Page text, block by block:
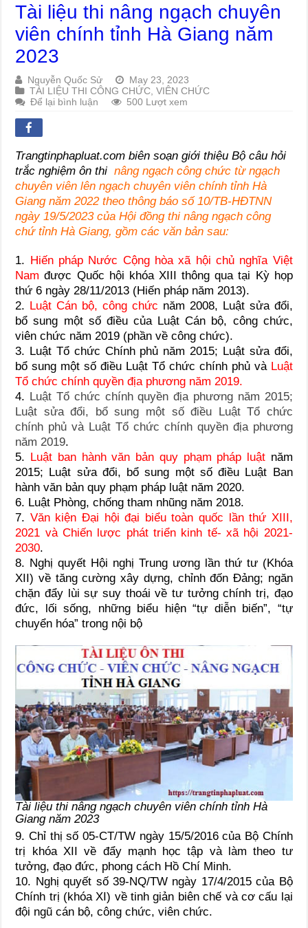
Tài liệu thi nâng ngạch chuyên
viên chính tỉnh Hà Giang năm
2023
Nguyễn Quốc Sử
May 23, 2023
TÀI LIỆU THI CÔNG CHỨC, VIÊN CHỨC
Để lại bình luận
500 Lượt xem
Trangtinphapluat.com biên soạn giới thiệu Bộ câu hỏi
trắc nghiệm ôn thi nâng ngạch công chức từ ngạch
chuyên viên lên ngạch chuyên viên chính tỉnh Hà
Giang năm 2022 theo thông báo số 10/TB-HĐTNN
ngày 19/5/2023 của Hội đồng thi nâng ngạch công
chứ tỉnh Hà Giang, gồm các văn bản sau:
1. Hiến pháp Nước Cộng hòa xã hội chủ nghĩa Việt
Nam được Quốc hội khóa XIII thông qua tại Kỳ họp
thứ 6 ngày 28/11/2013 (Hiến pháp năm 2013).
2. Luật Cán bộ, công chức năm 2008, Luật sửa đổi,
bổ sung một số điều của Luật Cán bộ, công chức,
viên chức năm 2019 (phần về công chức).
3. Luật Tổ chức Chính phủ năm 2015; Luật sửa đổi,
bổ sung một số điều Luật Tổ chức chính phủ và Luật
Tổ chức chính quyền địa phương năm 2019.
4. Luật Tổ chức chính quyền địa phương năm 2015;
Luật sửa đổi, bổ sung một số điều Luật Tổ chức
chính phủ và Luật Tổ chức chính quyền địa phương
năm 2019.
5. Luật ban hành văn bản quy phạm pháp luật năm
2015; Luật sửa đổi, bổ sung một số điều Luật Ban
hành văn bản quy phạm pháp luật năm 2020.
6. Luật Phòng, chống tham nhũng năm 2018.
7. Văn kiện Đại hội đại biểu toàn quốc lần thứ XIII,
2021 và Chiến lược phát triển kinh tế- xã hội 2021-
2030.
8. Nghị quyết Hội nghị Trung ương lần thứ tư (Khóa
XII) về tăng cường xây dựng, chỉnh đốn Đảng; ngăn
chặn đẩy lùi sự suy thoái về tư tưởng chính trị, đạo
đức, lối sống, những biểu hiện “tự diễn biến”, “tự
chuyển hóa” trong nội bộ
Tài liệu thi nâng ngạch chuyên viên chính tỉnh Hà
Giang năm 2023
9. Chỉ thị số 05-CT/TW ngày 15/5/2016 của Bộ Chính
trị khóa XII về đẩy mạnh học tập và làm theo tư
tưởng, đạo đức, phong cách Hồ Chí Minh.
10. Nghị quyết số 39-NQ/TW ngày 17/4/2015 của Bộ
Chính trị (khóa XI) về tinh giản biên chế và cơ cấu lại
đội ngũ cán bộ, công chức, viên chức.